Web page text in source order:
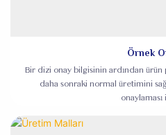
Örnek
Bir dizi onay bilgisinin ardından ürün
daha sonraki normal üretimini